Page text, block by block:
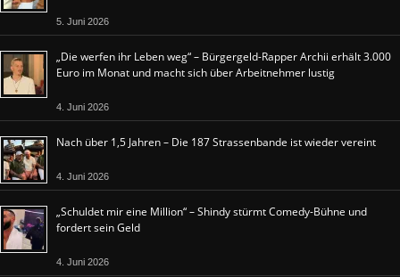
5. Juni 2026
„Die werfen ihr Leben weg“ – Bürgergeld-Rapper Archii erhält 3.000
Euro im Monat und macht sich über Arbeitnehmer lustig
4. Juni 2026
Nach über 1,5 Jahren – Die 187 Strassenbande ist wieder vereint
4. Juni 2026
„Schuldet mir eine Million“ – Shindy stürmt Comedy-Bühne und
fordert sein Geld
4. Juni 2026